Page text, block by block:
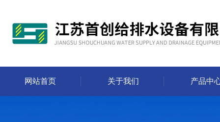
网站首页 关于我们 产品中